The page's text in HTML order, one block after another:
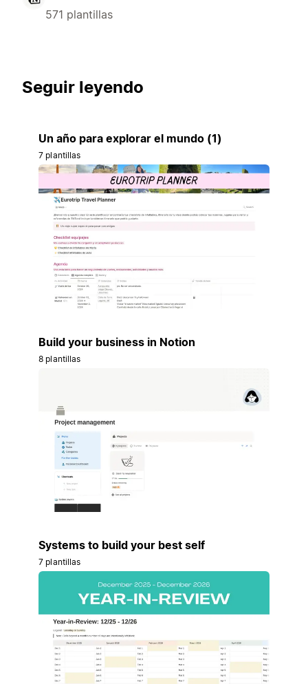
571 plantillas
Seguir leyendo
Un año para explorar el mundo (1)
7 plantillas
Build your business in Notion
8 plantillas
Systems to build your best self
7 plantillas